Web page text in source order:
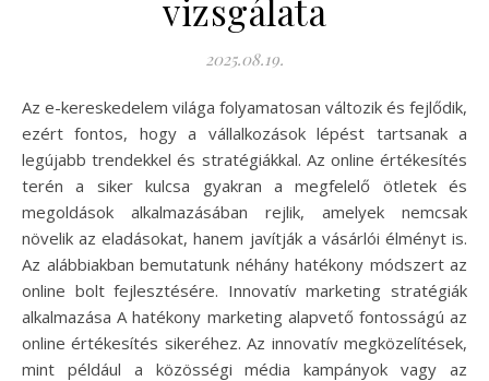
vizsgálata
2025.08.19.
Az e-kereskedelem világa folyamatosan változik és fejlődik,
ezért fontos, hogy a vállalkozások lépést tartsanak a
legújabb trendekkel és stratégiákkal. Az online értékesítés
terén a siker kulcsa gyakran a megfelelő ötletek és
megoldások alkalmazásában rejlik, amelyek nemcsak
növelik az eladásokat, hanem javítják a vásárlói élményt is.
Az alábbiakban bemutatunk néhány hatékony módszert az
online bolt fejlesztésére. Innovatív marketing stratégiák
alkalmazása A hatékony marketing alapvető fontosságú az
online értékesítés sikeréhez. Az innovatív megközelítések,
mint például a közösségi média kampányok vagy az